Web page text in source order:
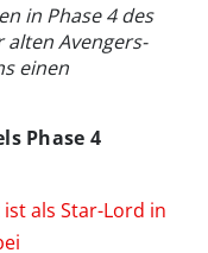
in Phase 4 des
alten Avengers-
einen
Phase 4
als Star-Lord in